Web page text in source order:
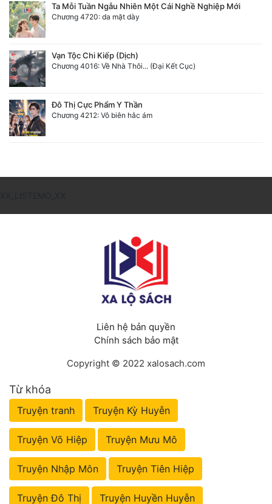
Ta Mỗi Tuần Ngẫu Nhiên Một Cái Nghề Nghiệp Mới
Chương 4720: da mặt dày
Vạn Tộc Chi Kiếp (Dịch)
Chương 4016: Về Nhà Thôi... (Đại Kết Cục)
Đô Thị Cực Phẩm Y Thần
Chương 4212: Vô biên hắc ám
Liên hệ bản quyền
Chính sách bảo mật
Copyright © 2022 xalosach.com
Từ khóa
Truyện tranh Truyện Kỳ Huyễn
Truyện Võ Hiệp Truyện Mưu Mô
Truyện Nhập Môn Truyện Tiên Hiệp
Truyện Đô Thị Truyện Huyền Huyễn